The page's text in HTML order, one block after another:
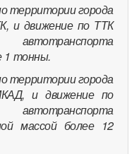
территории города
и движение по ТТК
1 тонны.
территории города
и движение по
массой более 12